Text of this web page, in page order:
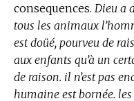
consequences. Dieu a
tous les animaux
est doüé, pourveu de
aux enfants qu’à un
de raison. il n’est pas
humaine est bornée.